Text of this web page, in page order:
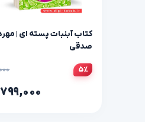
کتاب آبنبات پسته ای |
صدقی
۵٪
۷۹۹,۰۰۰